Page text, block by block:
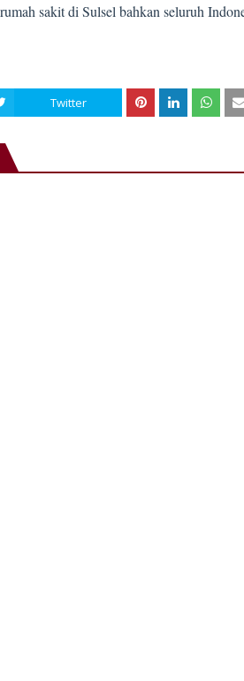
sakit di Sulsel bahkan seluruh
Twitter